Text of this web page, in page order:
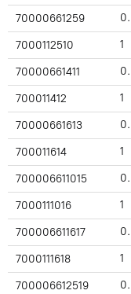
70000661259
7000112510 1
70000661411
700011412 1
70000661613
700011614 1
700006611015
7000111016 1
700006611617
7000111618 1
700006612519